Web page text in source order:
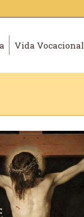
Vida Vocacional